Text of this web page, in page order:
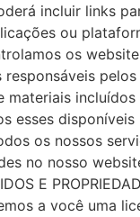
incluir links
ou
os
responsáveis
incluídos
esses
os nossos
no nosso
E
a você uma